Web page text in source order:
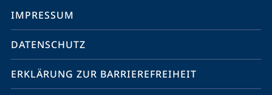
Service-
Navigation
IMPRESSUM
DATENSCHUTZ
ERKLÄRUNG ZUR BARRIEREFREIHEIT